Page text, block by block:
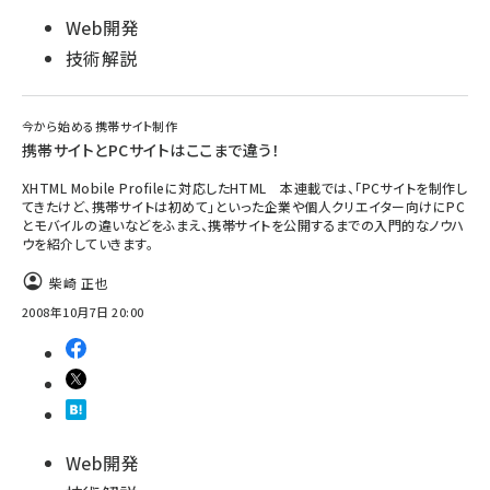
Web開発
技術解説
今から始める携帯サイト制作
携帯サイトとPCサイトはここまで違う！
XHTML Mobile Profileに対応したHTML 本連載では、「PCサイトを制作し
てきたけど、携帯サイトは初めて」といった企業や個人クリエイター向けにPC
とモバイルの違いなどをふまえ、携帯サイトを公開するまでの入門的なノウハ
ウを紹介していきます。
柴崎 正也
2008年10月7日 20:00
Web開発